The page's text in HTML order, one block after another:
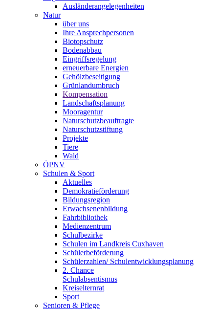
Ausländerangelegenheiten
Natur
über uns
Ihre Ansprechpersonen
Biotopschutz
Bodenabbau
Eingriffsregelung
erneuerbare Energien
Gehölzbeseitigung
Grünlandumbruch
Kompensation
Landschaftsplanung
Mooragentur
Naturschutzbeauftragte
Naturschutzstiftung
Projekte
Tiere
Wald
ÖPNV
Schulen & Sport
Aktuelles
Demokratieförderung
Bildungsregion
Erwachsenenbildung
Fahrbibliothek
Medienzentrum
Schulbezirke
Schulen im Landkreis Cuxhaven
Schülerbeförderung
Schülerzahlen/ Schulentwicklungsplanung
2. Chance
Schulabsentismus
Kreiselternrat
Sport
Senioren & Pflege